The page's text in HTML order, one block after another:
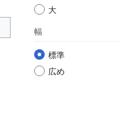
大
幅
標準
広め